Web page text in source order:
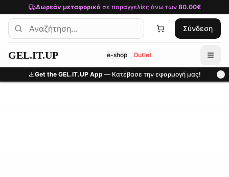
Μετάβαση στο κύριο περιεχόμενο
Δωρεάν μεταφορικάσε παραγγελίες άνω των 80.00€
Σύνδεση
GEL.IT.UP e-shop Outlet
Get the GEL.IT.UP App — Κατέβασε την εφαρμογή μας!